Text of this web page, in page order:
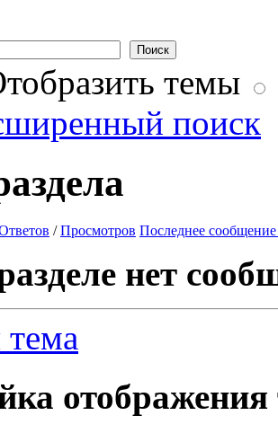
темы
поиск
/Просмотров Последнее сообщение
нет
отображения